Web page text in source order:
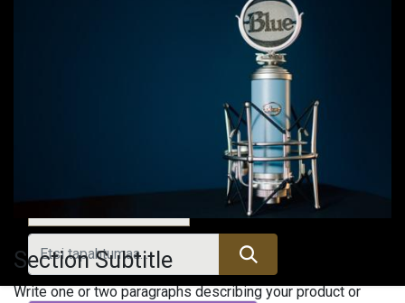
Tänään
Section Subtitle
Write one or two paragraphs describing your product or